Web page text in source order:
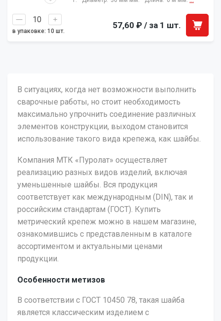
в упаковке: 10 шт.
57,60 ₽ / за 1 шт.
В ситуациях, когда нет возможности выполнить
сварочные работы, но стоит необходимость
максимально упрочнить соединение различных
элементов конструкции, выходом становится
использование такого вида крепежа, как шайбы.
Компания МТК «Пуролат» осуществляет
реализацию разных видов изделий, включая
уменьшенные шайбы. Вся продукция
соответствует как международным (DIN), так и
российским стандартам (ГОСТ). Купить
метрический крепеж можно в нашем магазине,
ознакомившись с представленным в каталоге
ассортиментом и актуальными ценами
продукции.
Особенности метизов
В соответствии с ГОСТ 10450 78, такая шайба
является классическим изделием с